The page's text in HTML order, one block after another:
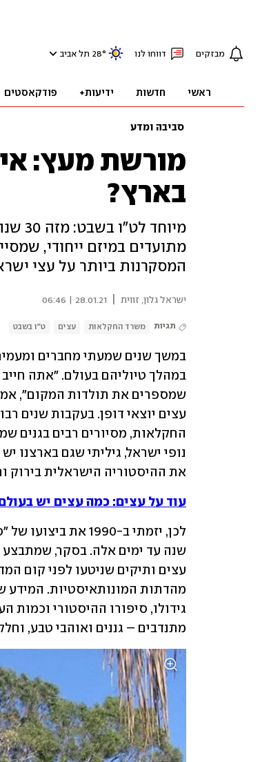
מבזקים דווחו לנו 28° תל אביב
ראשי חדשות ידיעות+ פודקאסטים
סביבה ומדע
מורשת מעץ:
בארץ?
מתועדים במיזם ייחודי,
המסקרנות ביותר על עצי
ישראל גלון, זווית 28.01.21 | 06:46
תגיות משרד החקלאות עצים ט"ו בשבט
את ההיסטוריה הישראלית בירוק
עוד על עצים: כמה עצים יש
מתנדבים – גננים ואוהבי טבע,